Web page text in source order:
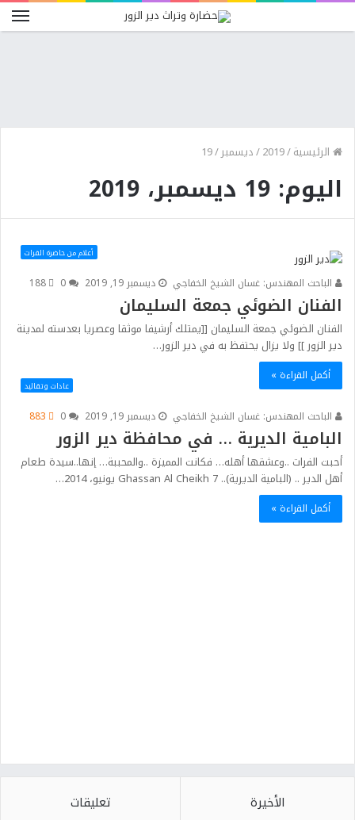
الرئيسية/
2019
/ديسمبر/
19
اليوم: 19 ديسمبر، 2019
أعلام من حاضرة الفرات
الباحث المهندس: غسان الشيخ الخفاجي ديسمبر 19, 2019 188
الفنان الضوئي جمعة السليمان
الفنان الضوئي جمعة السليمان [[يمتلك أرشيفا موثقا وعصريا بعدسته لمدينة
دير الزور ]] ولا يزال يحتفظ به في دير الزور…
أكمل القراءة »
عادات وتقاليد
الباحث المهندس: غسان الشيخ الخفاجي ديسمبر 19, 2019 883
البامية الديرية … في محافظة دير الزور
أحبت الفرات ..وعشقها أهله… فكانت المميزة ..والمحببة… إنها..سيدة طعام
أهل الدير .. (البامية الديرية).. Ghassan Al Cheikh 7 يونيو، 2014…
أكمل القراءة »
الأخيرة تعليقات